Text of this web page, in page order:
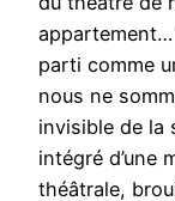
parti comme
nous ne
invisible de la
intégré d’une
théâtrale,